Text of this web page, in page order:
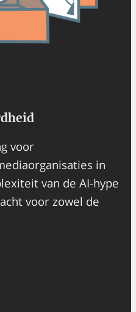
voor
in
van de AI-hype
voor zowel de